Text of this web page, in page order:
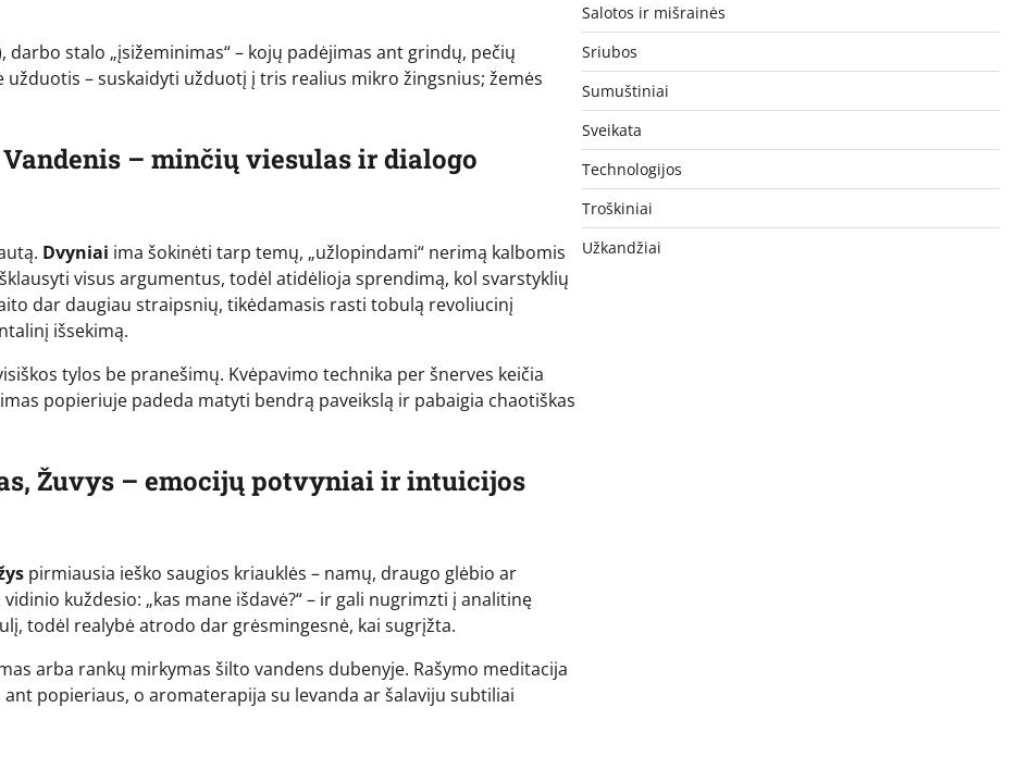
darbo stalo „įsižeminimas“ – kojų padėjimas ant grindų, pečių
– suskaidyti užduotį į tris realius mikro žingsnius; žemės
– minčių viesulas ir dialogo
Dvyniai ima šokinėti tarp temų, „užlopindami“ nerimą kalbomis
visus argumentus, todėl atidėlioja sprendimą, kol svarstyklių
dar daugiau straipsnių, tikėdamasis rasti tobulą revoliucinį
išsekimą.
tylos be pranešimų. Kvėpavimo technika per šnerves keičia
popieriuje padeda matyti bendrą paveikslą ir pabaigia chaotiškas
Žuvys – emocijų potvyniai ir intuicijos
pirmiausia ieško saugios kriauklės – namų, draugo glėbio ar
kuždesio: „kas mane išdavė?“ – ir gali nugrimzti į analitinę
todėl realybė atrodo dar grėsmingesnė, kai sugrįžta.
arba rankų mirkymas šilto vandens dubenyje. Rašymo meditacija
popieriaus, o aromaterapija su levanda ar šalaviju subtiliai
Salotos ir mišrainės
Sriubos
Sumuštiniai
Sveikata
Technologijos
Troškiniai
Užkandžiai